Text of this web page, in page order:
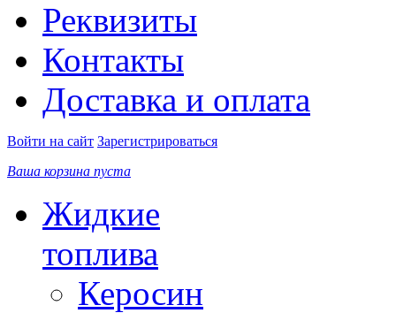
Реквизиты
Контакты
Доставка и оплата
Войти на сайт Зарегистрироваться
Ваша корзина пуста
Жидкие
топлива
Керосин